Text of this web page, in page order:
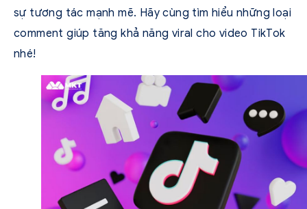
sự tương tác mạnh mẽ. Hãy cùng tìm hiểu những loại
comment giúp tăng khả năng viral cho video TikTok
nhé!